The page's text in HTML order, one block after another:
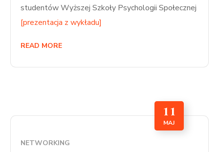
studentów Wyższej Szkoły Psychologii Społecznej
[prezentacja z wykładu]
READ MORE
11
MAJ
NETWORKING